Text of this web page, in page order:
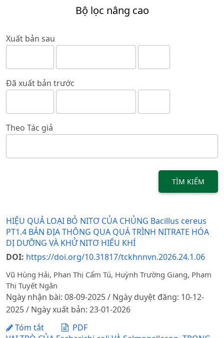
Bộ lọc nâng cao
Xuất bản sau
Đã xuất bản trước
Theo Tác giả
TÌM KIẾM
HIỆU QUẢ LOẠI BỎ NITƠ CỦA CHỦNG Bacillus cereus
PT1.4 BẢN ĐỊA THÔNG QUA QUÁ TRÌNH NITRATE HÓA
DỊ DƯỠNG VÀ KHỬ NITƠ HIẾU KHÍ
DOI: https://doi.org/10.31817/tckhnnvn.2026.24.1.06
Vũ Hùng Hải, Phan Thị Cẩm Tú, Huỳnh Trường Giang, Phạm
Thị Tuyết Ngân
Ngày nhận bài: 08-09-2025 / Ngày duyệt đăng: 10-12-
2025 / Ngày xuất bản: 23-01-2026
Tóm tắt
PDF